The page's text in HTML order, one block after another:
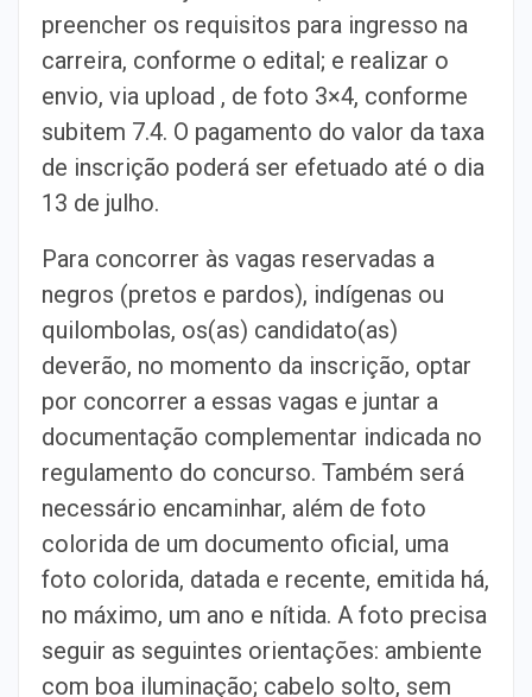
preencher os requisitos para ingresso na
carreira, conforme o edital; e realizar o
envio, via upload , de foto 3×4, conforme
subitem 7.4. O pagamento do valor da taxa
de inscrição poderá ser efetuado até o dia
13 de julho.
Para concorrer às vagas reservadas a
negros (pretos e pardos), indígenas ou
quilombolas, os(as) candidato(as)
deverão, no momento da inscrição, optar
por concorrer a essas vagas e juntar a
documentação complementar indicada no
regulamento do concurso. Também será
necessário encaminhar, além de foto
colorida de um documento oficial, uma
foto colorida, datada e recente, emitida há,
no máximo, um ano e nítida. A foto precisa
seguir as seguintes orientações: ambiente
com boa iluminação; cabelo solto, sem